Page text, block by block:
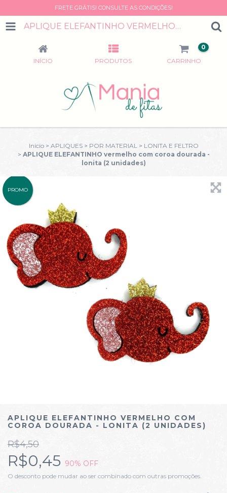
FRETE GRÁTIS! CONSULTE AS CONDIÇÕES!
APLIQUE ELEFANTINHO VERMELHO COM COROA DOURADA - LONITA (2 UNIDADES)
INÍCIO PRODUTOS CARRINHO
0
Início > APLIQUES > POR MATERIAL > LONITA E FELTRO
> APLIQUE ELEFANTINHO vermelho com coroa dourada -
lonita (2 unidades)
PROMO
APLIQUE ELEFANTINHO VERMELHO COM
COROA DOURADA - LONITA (2 UNIDADES)
R$4,50
R$0,45 90% OFF
O desconto pode mudar ao ser combinado com outras promoções.